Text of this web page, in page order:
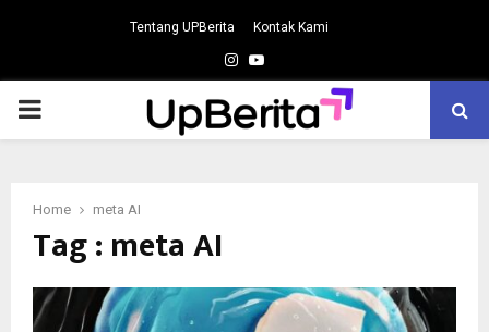
Tentang UPBerita Kontak Kami
Instagram
Youtube
PRIMARY
Home meta AI
Tag : meta AI